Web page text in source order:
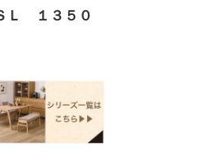
Ｌ １３５０